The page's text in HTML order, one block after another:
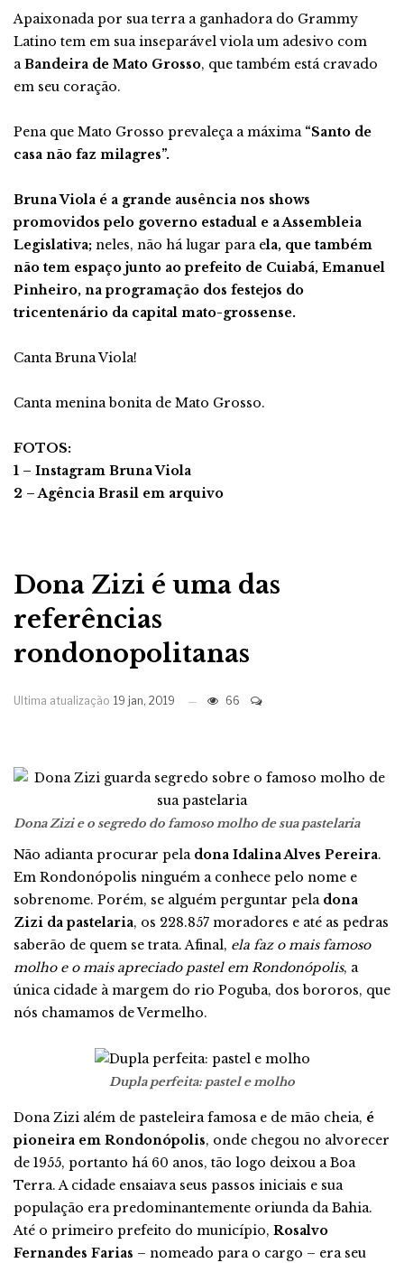
Apaixonada por sua terra a ganhadora do Grammy
Latino tem em sua inseparável viola um adesivo com
aBandeira de Mato Grosso, que também está cravado
em seu coração.
Pena que Mato Grosso prevaleça a máxima “Santo de
casa não faz milagres”.
Bruna Viola é a grande ausência nos shows
promovidos pelo governo estadual e a Assembleia
Legislativa; neles, não há lugar para ela, que também
não tem espaço junto ao prefeito de Cuiabá, Emanuel
Pinheiro, na programação dos festejos do
tricentenário da capital mato-grossense.
Canta Bruna Viola!
Canta menina bonita de Mato Grosso.
FOTOS:
1 – Instagram Bruna Viola
2 – Agência Brasil em arquivo
Dona Zizi é uma das
referências
rondonopolitanas
Ultima atualização 19 jan, 2019 66
Dona Zizi e o segredo do famoso molho de sua pastelaria
Não adianta procurar pela dona Idalina Alves Pereira.
Em Rondonópolis ninguém a conhece pelo nome e
sobrenome. Porém, se alguém perguntar pela dona
Zizi da pastelaria, os 228.857 moradores e até as pedras
saberão de quem se trata. Afinal, ela faz o mais famoso
molho e o mais apreciado pastel em Rondonópolis, a
única cidade à margem do rio Poguba, dos bororos, que
nós chamamos de Vermelho.
Dupla perfeita: pastel e molho
Dona Zizi além de pasteleira famosa e de mão cheia, é
pioneira em Rondonópolis, onde chegou no alvorecer
de 1955, portanto há 60 anos, tão logo deixou a Boa
Terra. A cidade ensaiava seus passos iniciais e sua
população era predominantemente oriunda da Bahia.
Até o primeiro prefeito do município, Rosalvo
Fernandes Farias – nomeado para o cargo – era seu